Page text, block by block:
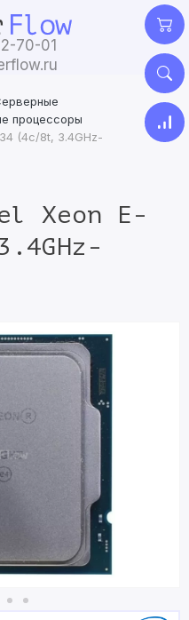
70-01
процессоры
(4c/8t, 3.4GHz-
Xeon E-